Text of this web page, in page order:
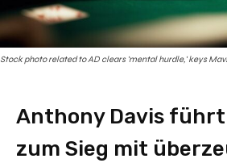
Stock photo related to AD clears 'mental hurdle,' keys
Anthony Davis
zum Sieg mit